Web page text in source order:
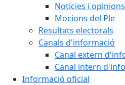
Notícies i
Mocions del Ple
Resultats electorals
Canals d'informació
Canal extern
Canal intern
Informació oficial